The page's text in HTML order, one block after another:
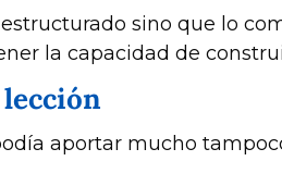
sino que lo
la capacidad de
aportar mucho